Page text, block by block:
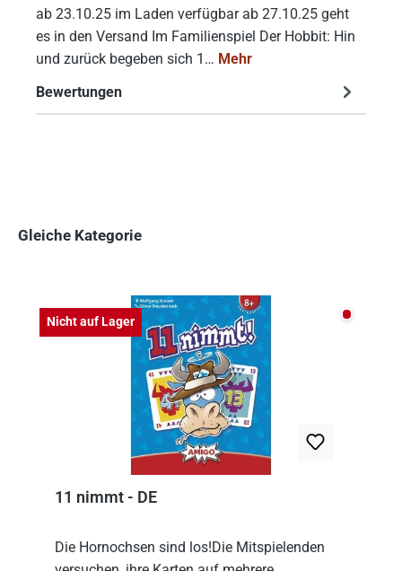
ab 23.10.25 im Laden verfügbar ab 27.10.25 geht
es in den Versand Im Familienspiel Der Hobbit: Hin
und zurück begeben sich 1… Mehr
Bewertungen
Gleiche Kategorie
Nicht auf Lager Nicht
11 nimmt - DE
Die Hornochsen sind los!Die Mitspielenden